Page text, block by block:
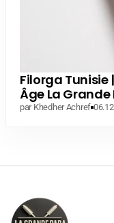
Filorga Tunisie
Âge La Grande
par Khedher Achref